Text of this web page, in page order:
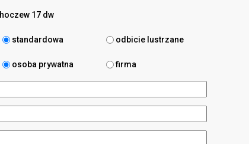
hoczew 17 dw
standardowa odbicie lustrzane
osoba prywatna firma